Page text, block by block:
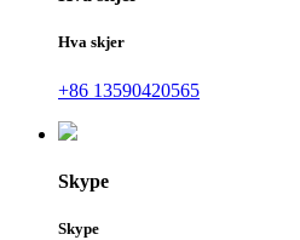
Hva skjer
+86 13590420565
Skype
Skype